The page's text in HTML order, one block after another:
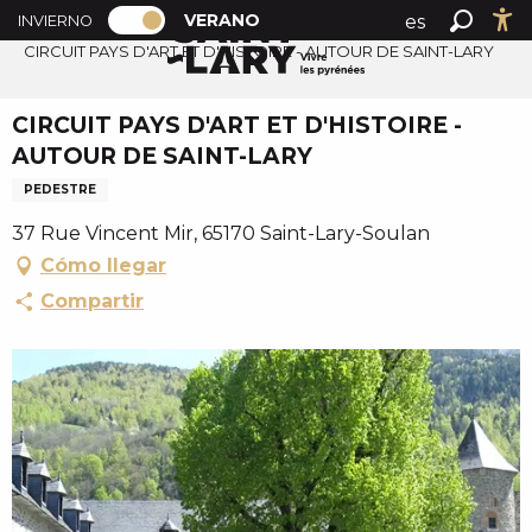
A
l
r
a
u
o
n
t
u
p
r
i
n
PAGE D’ACCUEIL ACTUELLE ÉTÉ : PASSER EN MODE
INVIERNO PAGE D’ACCUEIL ACTUELLE ÉTÉ :
VERANO
es
Buscar
Accueil verano
CIRCUIT PAYS D'ART ET D'HISTOIRE - AUTOUR DE SAINT-LARY
CIRCUIT PAYS D'ART ET D'HISTOIRE -
AUTOUR DE SAINT-LARY
PEDESTRE
37 Rue Vincent Mir, 65170 Saint-Lary-Soulan
Cómo llegar
Compartir